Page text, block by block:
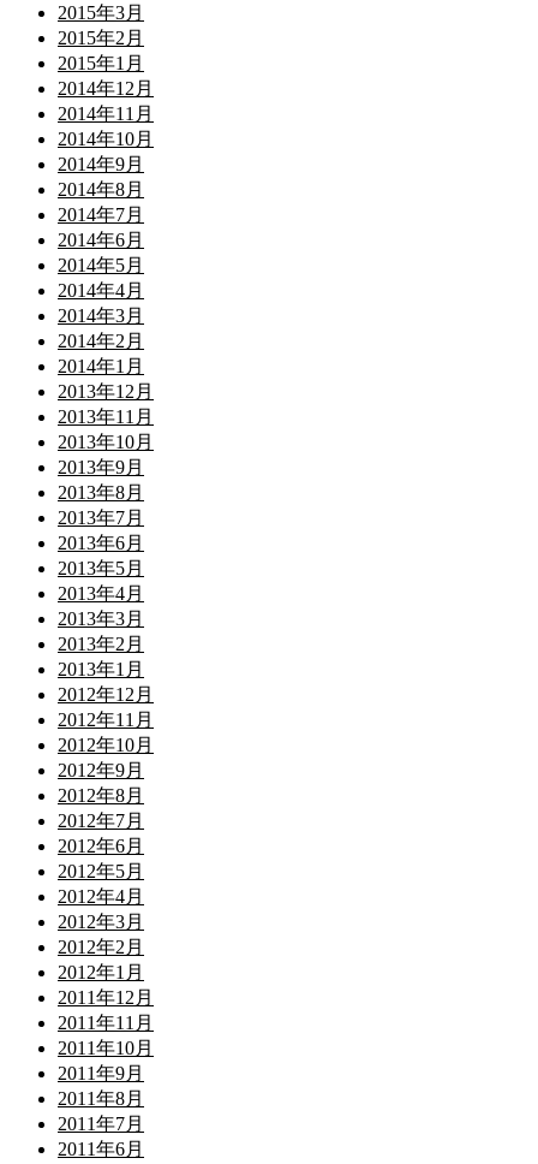
2015年3月
2015年2月
2015年1月
2014年12月
2014年11月
2014年10月
2014年9月
2014年8月
2014年7月
2014年6月
2014年5月
2014年4月
2014年3月
2014年2月
2014年1月
2013年12月
2013年11月
2013年10月
2013年9月
2013年8月
2013年7月
2013年6月
2013年5月
2013年4月
2013年3月
2013年2月
2013年1月
2012年12月
2012年11月
2012年10月
2012年9月
2012年8月
2012年7月
2012年6月
2012年5月
2012年4月
2012年3月
2012年2月
2012年1月
2011年12月
2011年11月
2011年10月
2011年9月
2011年8月
2011年7月
2011年6月